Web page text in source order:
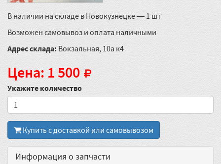
В наличии на складе в Новокузнецке — 1 шт
Возможен самовывоз и оплата наличными
Адрес склада: Вокзальная, 10а к4
Цена: 1 500
Укажите количество
Купить с доставкой или самовывозом
Информация о запчасти